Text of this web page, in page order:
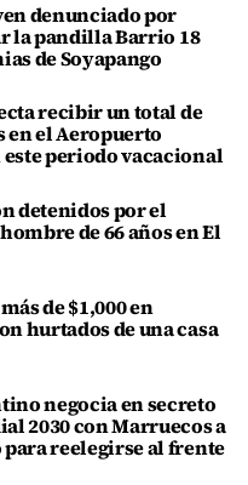
denunciado por
la pandilla Barrio 18
de Soyapango
recibir un total de
en el Aeropuerto
periodo vacacional
detenidos por el
de 66 años en El
de $1,000 en
hurtados de una casa
negocia en secreto
2030 con Marruecos a
reelegirse al frente